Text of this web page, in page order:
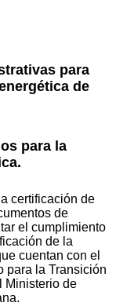
para
de
para la
certificación de
de
el cumplimiento
de la
cuentan con el
para la Transición
Ministerio de